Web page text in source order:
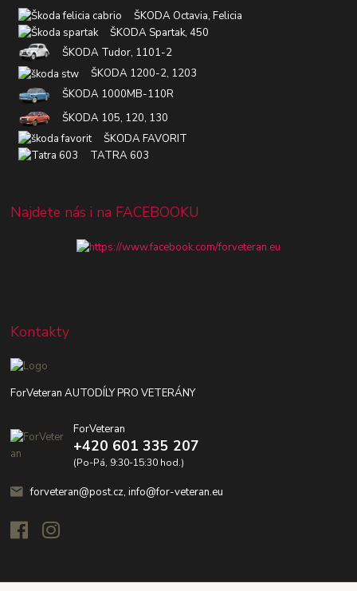
ŠKODA Octavia, Felicia
ŠKODA Spartak, 450
ŠKODA Tudor, 1101-2
ŠKODA 1200-2, 1203
ŠKODA 1000MB-110R
ŠKODA 105, 120, 130
ŠKODA FAVORIT
TATRA 603
Najdete nás i na FACEBOOKU
Kontakty
ForVeteran AUTODÍLY PRO VETERÁNY
ForVeteran
+420 601 335 207
(Po-Pá, 9:30-15:30 hod.)
forveteran@post.cz, info@for-veteran.eu